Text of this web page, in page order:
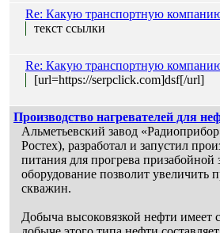
Re: Какую транспортную
текст ссылки
Re: Какую транспортную
[url=https://serpclick.com]dsf[/url]
Производство нагревателей для
Альметьевский завод
Ростех), разработал и запустил
питания для прогрева
оборудование позволит увеличить
скважин.
Добыча высоковязкой нефти имеет